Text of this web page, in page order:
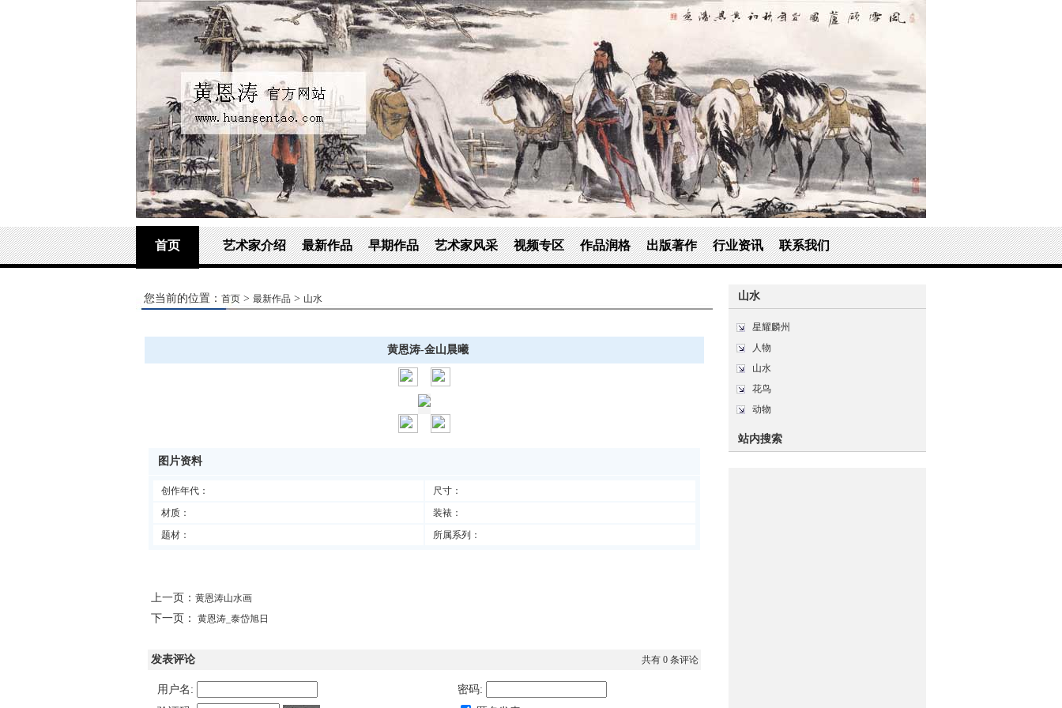
首页 艺术家介绍 最新作品 早期作品 艺术家风采 视频专区 作品润格 出版著作 行业资讯 联系我们
您当前的位置： 首页 > 最新作品 > 山水
黄恩涛-金山晨曦
图片资料
创作年代：
尺寸：
材质：
装裱：
题材：
所属系列：
上一页： 黄恩涛山水画
下一页： 黄恩涛_泰岱旭日
发表评论 共有 0 条评论
用户名:
密码:
山水
星耀麟州
人物
山水
花鸟
动物
站内搜索